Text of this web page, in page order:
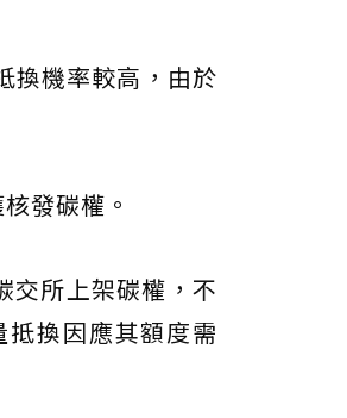
換機率較高，由於
發碳權。
交所上架碳權，不
換因應其額度需